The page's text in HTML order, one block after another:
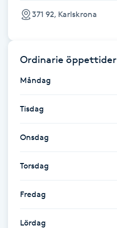
Face framing
Faceliftmassage
Fet hårbotten
Fettreducering
Fibromassage
Fillers
371 92, Karlskrona
Ordinarie öppettider
Måndag
Tisdag
Onsdag
Torsdag
Fredag
Lördag